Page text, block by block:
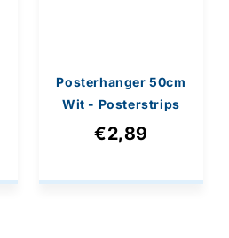
Posterhanger 50cm
Wit - Posterstrips
met Ophanggat
€2,89